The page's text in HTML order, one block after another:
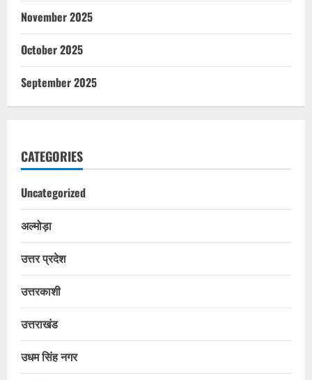
November 2025
October 2025
September 2025
CATEGORIES
Uncategorized
अल्मोड़ा
उत्तर प्रदेश
उत्तरकाशी
उत्तराखंड
उधम सिंह नगर